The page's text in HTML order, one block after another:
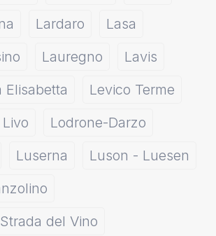
Lardaro
Lasa
Lauregno
Lavis
Elisabetta
Levico Terme
Livo
Lodrone-Darzo
Luserna
Luson - Luesen
del Vino